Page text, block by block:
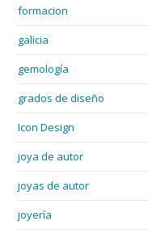
formacion
galicia
gemología
grados de diseño
Icon Design
joya de autor
joyas de autor
joyería